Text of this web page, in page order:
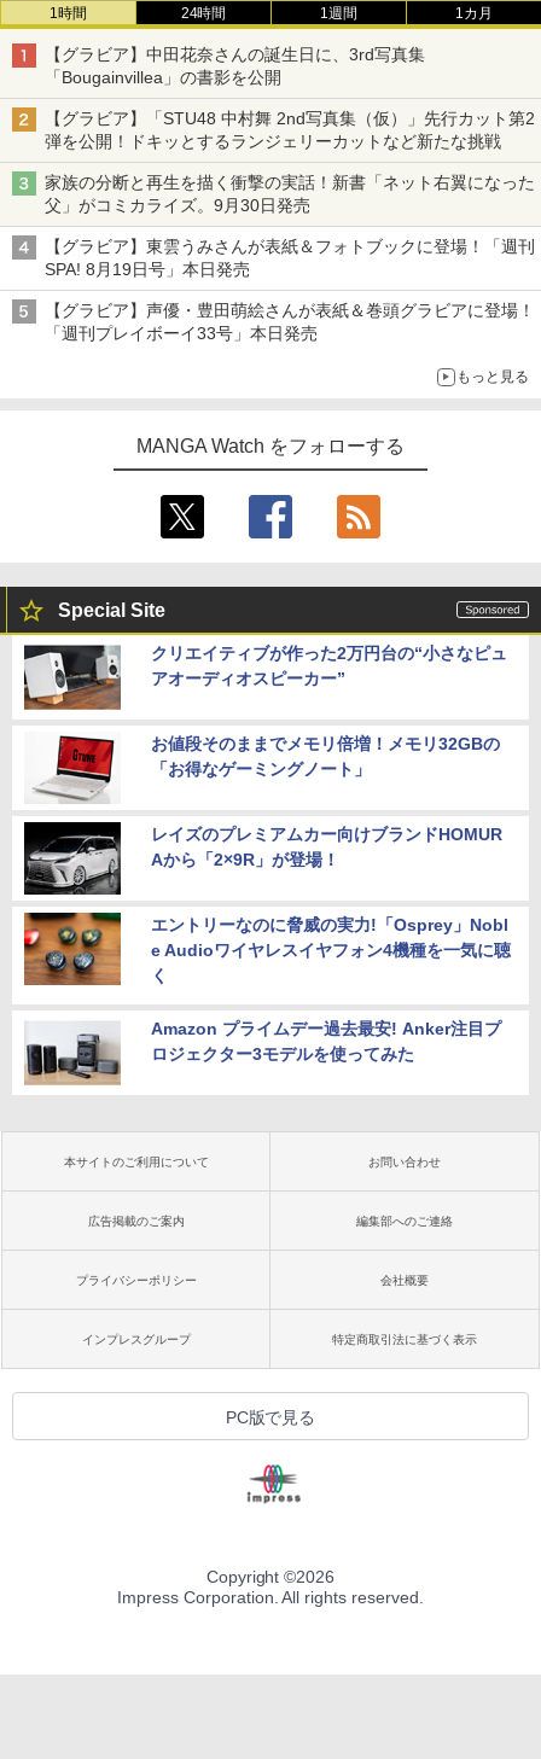
1時間 24時間 1週間 1カ月
【グラビア】中田花奈さんの誕生日に、3rd写真集
「Bougainvillea」の書影を公開
【グラビア】「STU48 中村舞 2nd写真集（仮）」先行カット第2
弾を公開！ドキッとするランジェリーカットなど新たな挑戦
家族の分断と再生を描く衝撃の実話！新書「ネット右翼になった
父」がコミカライズ。9月30日発売
【グラビア】東雲うみさんが表紙＆フォトブックに登場！「週刊
SPA! 8月19日号」本日発売
【グラビア】声優・豊田萌絵さんが表紙＆巻頭グラビアに登場！
「週刊プレイボーイ33号」本日発売
もっと見る
MANGA Watch をフォローする
Special Site
クリエイティブが作った2万円台の“小さなピュ
アオーディオスピーカー”
お値段そのままでメモリ倍増！メモリ32GBの
「お得なゲーミングノート」
レイズのプレミアムカー向けブランドHOMUR
Aから「2×9R」が登場！
エントリーなのに脅威の実力!「Osprey」Nobl
e Audioワイヤレスイヤフォン4機種を一気に聴
く
Amazon プライムデー過去最安! Anker注目プ
ロジェクター3モデルを使ってみた
本サイトのご利用について お問い合わせ
広告掲載のご案内 編集部へのご連絡
プライバシーポリシー 会社概要
インプレスグループ 特定商取引法に基づく表示
PC版で見る
Copyright ©2026
Impress Corporation. All rights reserved.